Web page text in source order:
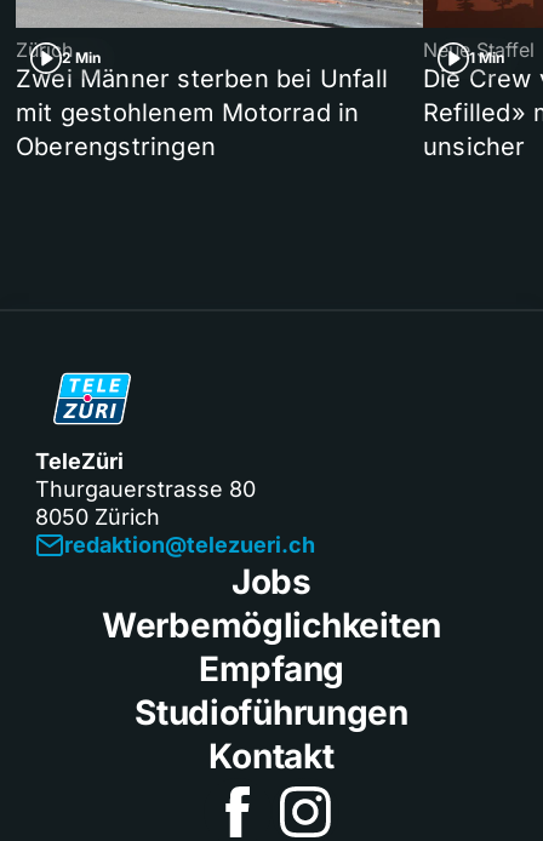
2 Min
Zürich
Zwei Männer sterben bei Unfall
mit gestohlenem Motorrad in
Oberengstringen
1 Min
Neue Staffel
Die Crew
Refilled»
unsicher
TeleZüri
Thurgauerstrasse 80
8050 Zürich
redaktion@telezueri.ch
Jobs
Werbemöglichkeiten
Empfang
Studioführungen
Kontakt